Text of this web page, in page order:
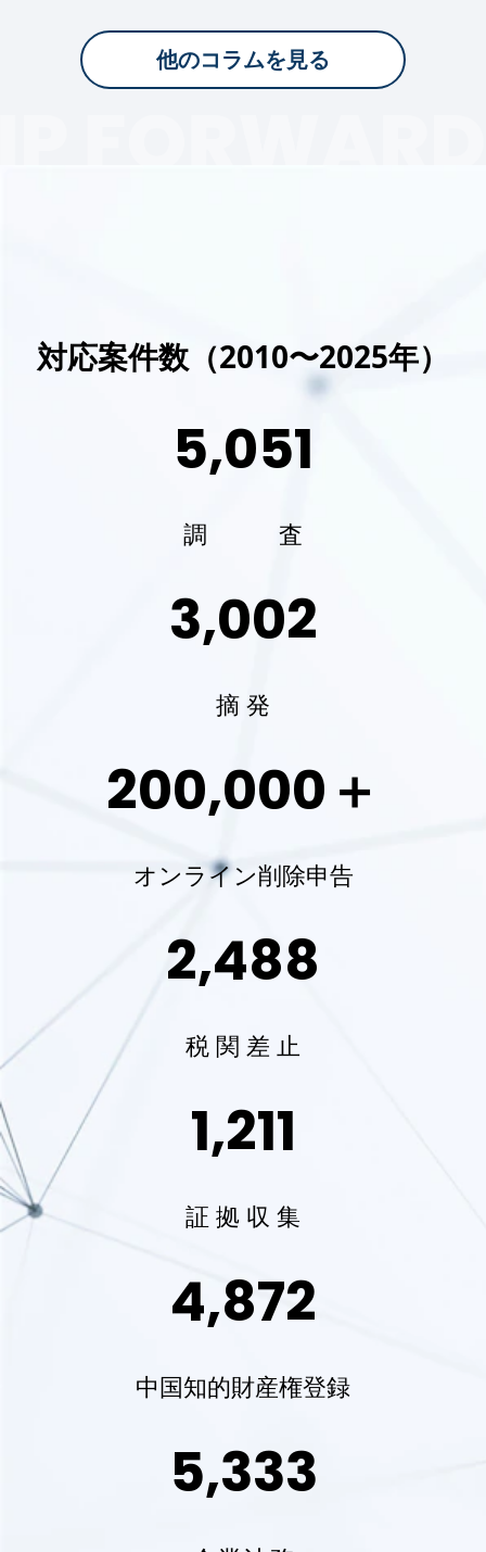
他のコラムを⾒る
対応案件数（2010〜2025年）
5,051
調 査
3,002
摘 発
200,000＋
オンライン削除申告
2,488
税 関 差 止
1,211
証 拠 収 集
4,872
中国知的財産権登録
5,333